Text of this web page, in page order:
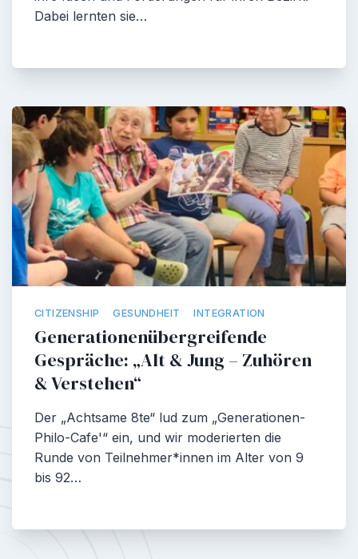
Dabei lernten sie…
CITIZENSHIP GESUNDHEIT INTEGRATION
Generationenübergreifende
Gespräche: „Alt & Jung – Zuhören
& Verstehen“
Der „Achtsame 8te“ lud zum „Generationen-
Philo-Cafe'“ ein, und wir moderierten die
Runde von Teilnehmer*innen im Alter von 9
bis 92…